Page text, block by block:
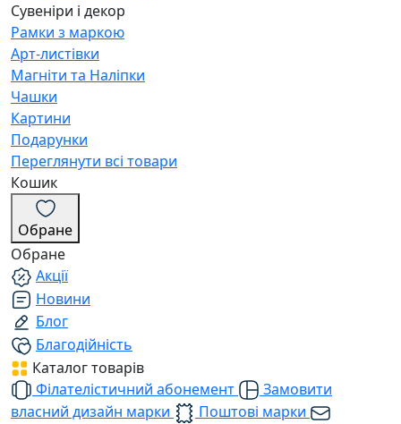
Сувеніри і декор
Рамки з маркою
Арт-листівки
Магніти та Наліпки
Чашки
Картини
Подарунки
Переглянути всі товари
Кошик
Обране
Обране
Акції
Новини
Блог
Благодійність
Каталог товарів
Філателістичний абонемент
Замовити
власний дизайн марки
Поштові марки